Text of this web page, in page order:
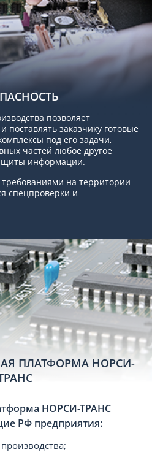
позволяет
поставлять заказчику готовые
под его задачи,
частей любое другое
информации.
на территории
спецпроверки и
ПЛАТФОРМА НОРСИ-
НОРСИ-ТРАНС
РФ предприятия: